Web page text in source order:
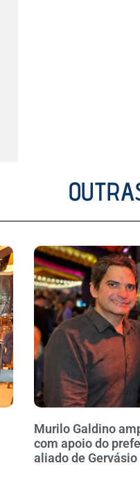
Murilo Galdino
com apoio do
aliado de